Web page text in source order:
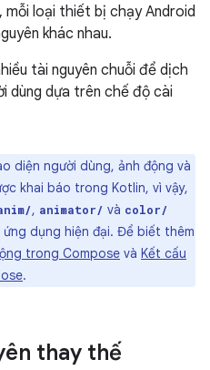
mỗi loại thiết bị chạy Android
khác nhau.
tài nguyên chuỗi để dịch
dùng dựa trên chế độ cài
diện người dùng, ảnh động và
khai báo trong Kotlin, vì vậy,
, animator/ và color/
dụng hiện đại. Để biết thêm
trong Compose và Kết cấu
.
thay thế